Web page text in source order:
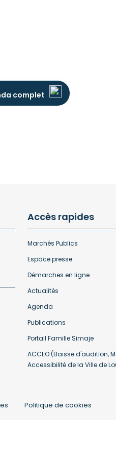
complet
Accès rapides
Marchés Publics
Espace presse
Démarches en ligne
Actualités
Agenda
Publications
Portail Famille Simaje
ACCEO (Baisse d'audition,
Accessibilité de la Ville de
Politique de cookies